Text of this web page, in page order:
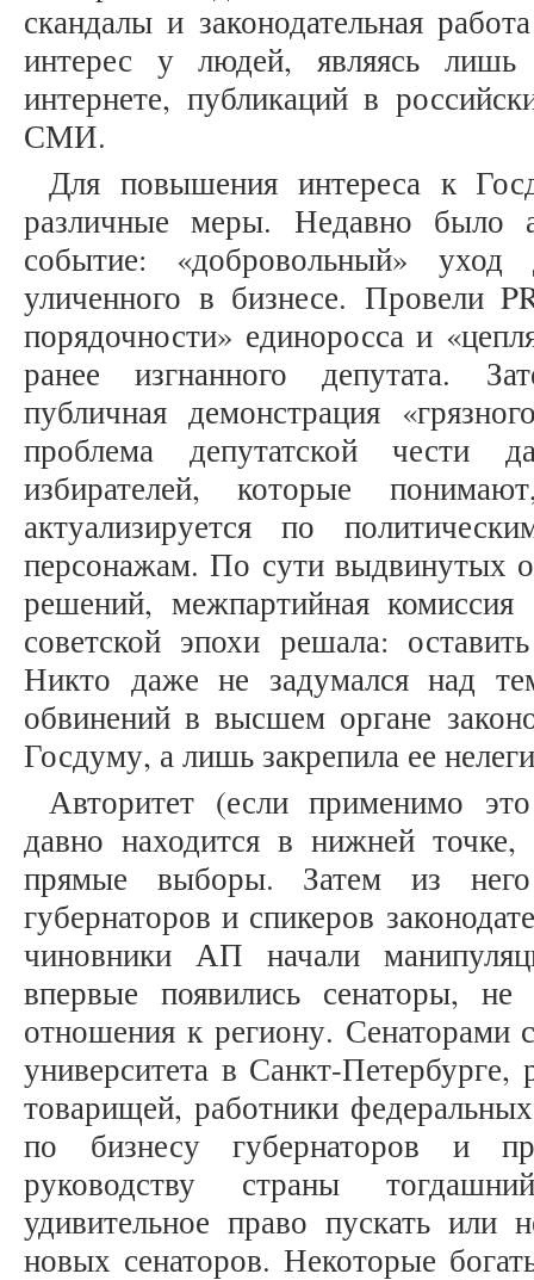
скандалы и законодательная
интерес у людей, являясь
интернете, публикаций в
СМИ.
Для повышения интереса к
различные меры. Недавно было
событие: «добровольный» уход
уличенного в бизнесе. Провели
порядочности» единоросса и
ранее изгнанного депутата.
публичная демонстрация
проблема депутатской чести
избирателей, которые
актуализируется по
персонажам. По сути выдвинутых
решений, межпартийная
советской эпохи решала:
Никто даже не задумался над
обвинений в высшем органе
Госдуму, а лишь закрепила ее
Авторитет (если применимо
давно находится в нижней
прямые выборы. Затем из
губернаторов и спикеров
чиновники АП начали
впервые появились сенаторы,
отношения к региону. Сенаторами
университета в Санкт-Петербурге,
товарищей, работники
по бизнесу губернаторов и
руководству страны
удивительное право пускать или
новых сенаторов. Некоторые